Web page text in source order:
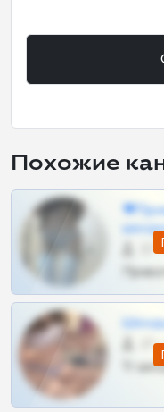
Похожие
57 •
27
Тг